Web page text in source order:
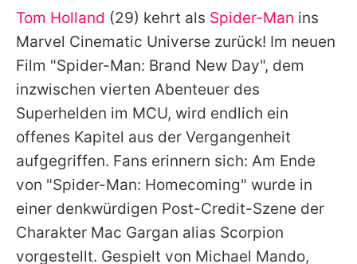
Alle Themen auf Promiflash
Jobs
App runterladen
Team
Redaktionelle Richtlinien
Impressum
Datenschutzerklärung
Tom Holland (29) kehrt als Spider-Man ins
Marvel Cinematic Universe zurück! Im neuen
Film "Spider-Man: Brand New Day", dem
inzwischen vierten Abenteuer des
Superhelden im MCU, wird endlich ein
offenes Kapitel aus der Vergangenheit
aufgegriffen. Fans erinnern sich: Am Ende
von "Spider-Man: Homecoming" wurde in
einer denkwürdigen Post-Credit-Szene der
Charakter Mac Gargan alias Scorpion
vorgestellt. Gespielt von Michael Mando,